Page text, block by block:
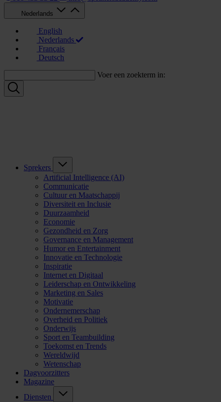
Nederlands
English
Nederlands
Français
Deutsch
Voer een zoekterm in:
Sprekers
Artificial Intelligence (AI)
Communicatie
Cultuur en Maatschappij
Diversiteit en Inclusie
Duurzaamheid
Economie
Gezondheid en Zorg
Governance en Management
Humor en Entertainment
Innovatie en Technologie
Inspiratie
Internet en Digitaal
Leiderschap en Ontwikkeling
Marketing en Sales
Motivatie
Ondernemerschap
Overheid en Politiek
Onderwijs
Sport en Teambuilding
Toekomst en Trends
Wereldwijd
Wetenschap
Dagvoorzitters
Magazine
Diensten